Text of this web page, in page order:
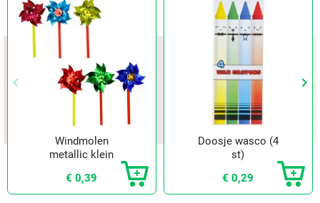
Vorige
keyboard_arrow_left keyboard_arrow_right
Windmolen
metallic klein
€ 0,39
Doosje wasco (4
st)
€ 0,29